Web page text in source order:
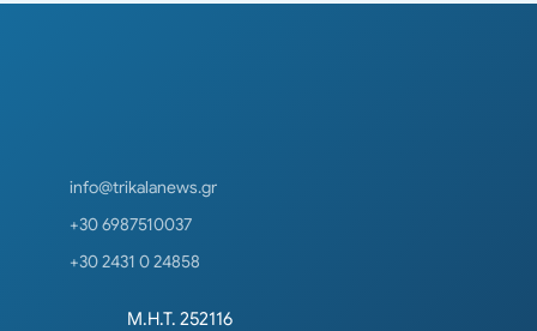
info@trikalanews.gr
+30 6987510037
+30 2431 0 24858
Μ.Η.Τ. 252116